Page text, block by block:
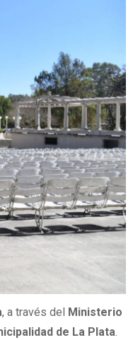
, a través del Ministerio
de La Plata.